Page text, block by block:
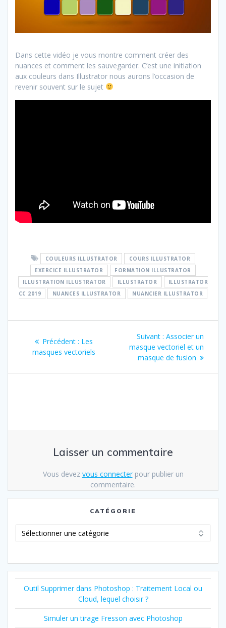
Dans cette vidéo je vous montre comment créer des
nuances et comment les sauvegarder. C’est une initiation
aux couleurs dans Illustrator nous aurons l’occasion de
revenir souvent sur le sujet
COULEURS ILLUSTRATOR
COURS ILLUSTRATOR
EXERCICE ILLUSTRATOR
FORMATION ILLUSTRATOR
ILLUSTRATION ILLUSTRATOR
ILLUSTRATOR
ILLUSTRATOR
CC 2019
NUANCES ILLUSTRATOR NUANCIER ILLUSTRATOR
l’article
Précédent : Article
précédent
Les
masques vectoriels
Suivant : Article
suivant
:
Associer un
masque vectoriel et un
masque de fusion
Laisser un commentaire
Vous devez vous connecterpour publier un
commentaire.
CATÉGORIE
Outil Supprimer dans Photoshop : Traitement Local ou
Cloud, lequel choisir ?
Simuler un tirage Fresson avec Photoshop